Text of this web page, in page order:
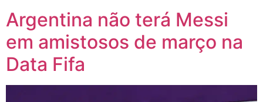
Argentina não terá Messi
em amistosos de março na
Data Fifa